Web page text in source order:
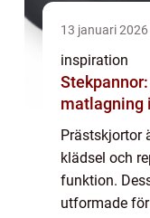
13 januari 2026
inspiration
matlagning
Prästskjortor
klädsel och
funktion.
utformade